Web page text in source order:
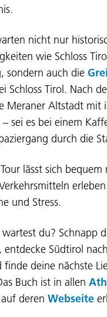
ENG
+39 0471 220880
Privacy e Cookie Policy
nuzeda Reclamaziuns
nicht nur
wie Schloss
sondern auch die
Schloss Tirol. Nach
Meraner Altstadt mit
sei es bei einem
durch die
lässt sich bequem
und Stress.
du? Schnapp
entdecke Südtirol
finde deine nächste
Buch ist in allen
deren Webseite